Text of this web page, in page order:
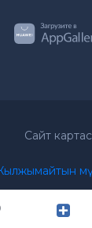
Сайт
қорғалған